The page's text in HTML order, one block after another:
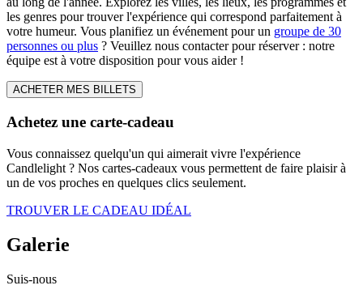
les genres pour trouver l'expérience qui correspond parfaitement à
votre humeur. Vous planifiez un événement pour un groupe de 30
personnes ou plus ? Veuillez nous contacter pour réserver : notre
équipe est à votre disposition pour vous aider !
ACHETER MES BILLETS
Achetez une carte-cadeau
Vous connaissez quelqu'un qui aimerait vivre l'expérience
Candlelight ? Nos cartes-cadeaux vous permettent de faire plaisir à
un de vos proches en quelques clics seulement.
TROUVER LE CADEAU IDÉAL
Galerie
Suis-nous